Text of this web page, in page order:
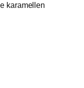
karamellen